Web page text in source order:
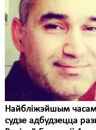
Найбліжэйшым
судзе адбудзецца